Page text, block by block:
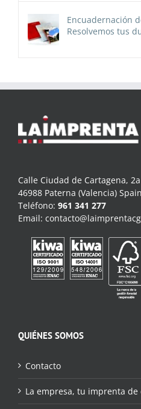
Encuadernación
Resolvemos tus
Calle Ciudad de Cartagena, 2a
46988 Paterna (Valencia) Spain
Teléfono: 961 341 277
Email:
QUIÉNES SOMOS
Contacto
La empresa, tu imprenta de